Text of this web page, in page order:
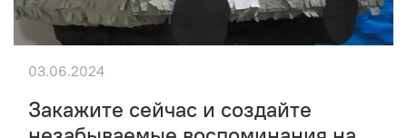
Закажите сейчас и создайте
03.06.2024